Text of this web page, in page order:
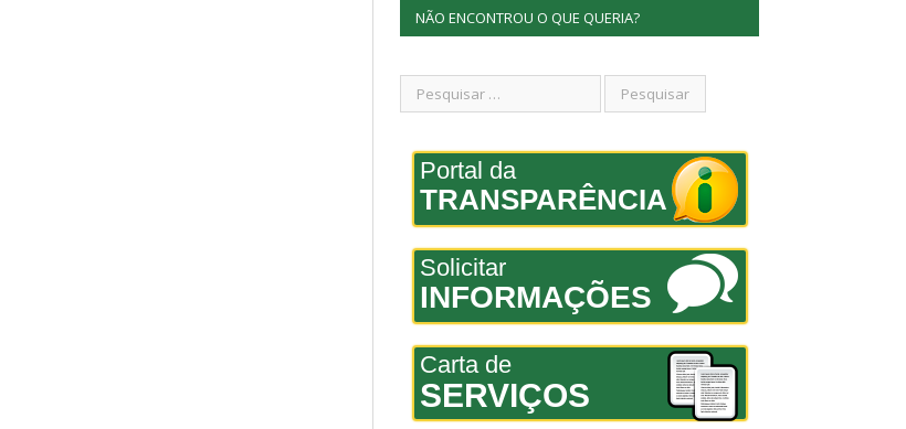
NÃO ENCONTROU O QUE QUERIA?
Portal da
TRANSPARÊNCIA
Solicitar
INFORMAÇÕES
Carta de
SERVIÇOS